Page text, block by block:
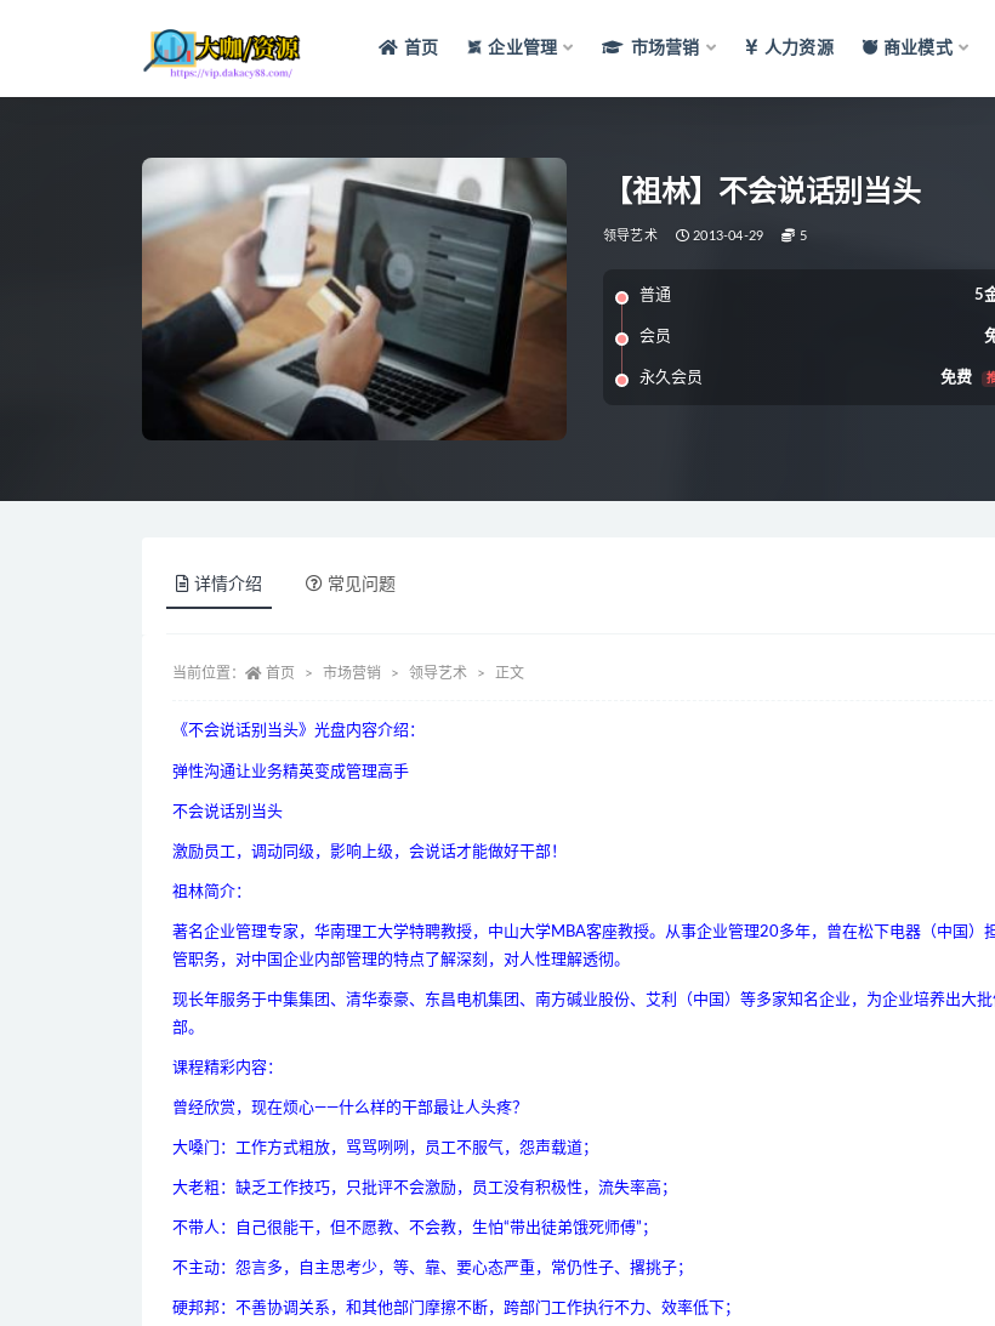
首页 企业管理 市场营销 人力资源 商业模式
【祖林】不会说话别当头
领导艺术 2013-04-29 5
普通 5
会员
永久会员 免费
详情介绍 常见问题
当前位置： 首页 市场营销 领导艺术 正文
《不会说话别当头》光盘内容介绍：
弹性沟通让业务精英变成管理高手
不会说话别当头
激励员工，调动同级，影响上级，会说话才能做好干部！
祖林简介：
著名企业管理专家，华南理工大学特聘教授，中山大学MBA客座教授。从事企业管理20多年，曾在松下电器（中国）
管职务，对中国企业内部管理的特点了解深刻，对人性理解透彻。
现长年服务于中集集团、清华泰豪、东昌电机集团、南方碱业股份、艾利（中国）等多家知名企业，为企业培养出大
部。
课程精彩内容：
曾经欣赏，现在烦心——什么样的干部最让人头疼？
大嗓门：工作方式粗放，骂骂咧咧，员工不服气，怨声载道；
大老粗：缺乏工作技巧，只批评不会激励，员工没有积极性，流失率高；
不带人：自己很能干，但不愿教、不会教，生怕“带出徒弟饿死师傅”；
不主动：怨言多，自主思考少，等、靠、要心态严重，常仍性子、撂挑子；
硬邦邦：不善协调关系，和其他部门摩擦不断，跨部门工作执行不力、效率低下；